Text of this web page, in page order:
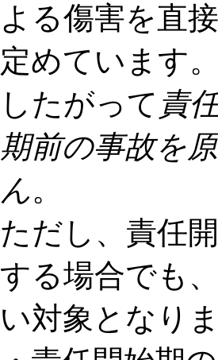
よる傷害を直
定めています。
したがって 責
期前の事故を
ん。
ただし、責任
する場合でも
い対象となりま